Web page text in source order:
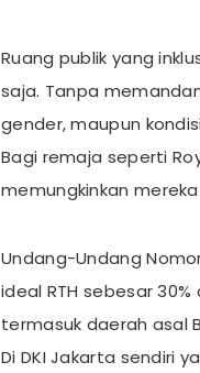
Ruang publik yang
saja. Tanpa
gender, maupun
Bagi remaja seperti
memungkinkan
Undang-Undang
ideal RTH sebesar
termasuk daerah asal
Di DKI Jakarta sendiri